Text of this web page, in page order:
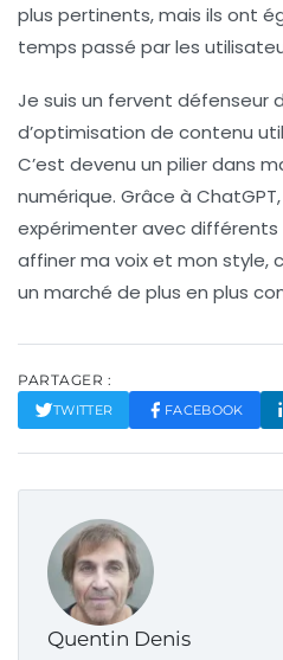
plus pertinents, mais ils ont
temps passé par les
Je suis un fervent défenseur
d’optimisation de contenu
C’est devenu un pilier dans
numérique. Grâce à
expérimenter avec
affiner ma voix et mon style,
un marché de plus en plus
PARTAGER :
TWITTER FACEBOOK
Quentin Denis